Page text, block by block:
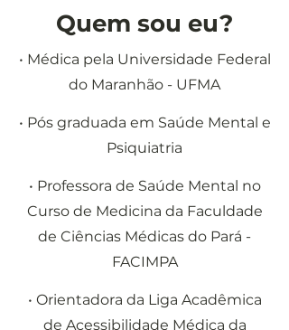
Quem sou eu?
• Médica pela Universidade Federal
do Maranhão - UFMA
• Pós graduada em Saúde Mental e
Psiquiatria
• Professora de Saúde Mental no
Curso de Medicina da Faculdade
de Ciências Médicas do Pará -
FACIMPA
• Orientadora da Liga Acadêmica
de Acessibilidade Médica da